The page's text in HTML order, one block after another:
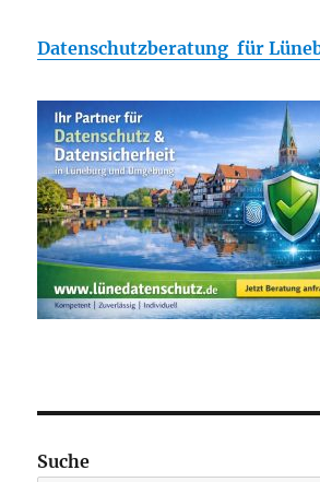
Datenschutzberatung für
Suche